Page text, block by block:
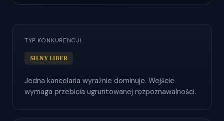
TYP KONKURENCJI
SILNY LIDER
Jedna kancelaria wyraźnie dominuje. Wejście
wymaga przebicia ugruntowanej rozpoznawalności.